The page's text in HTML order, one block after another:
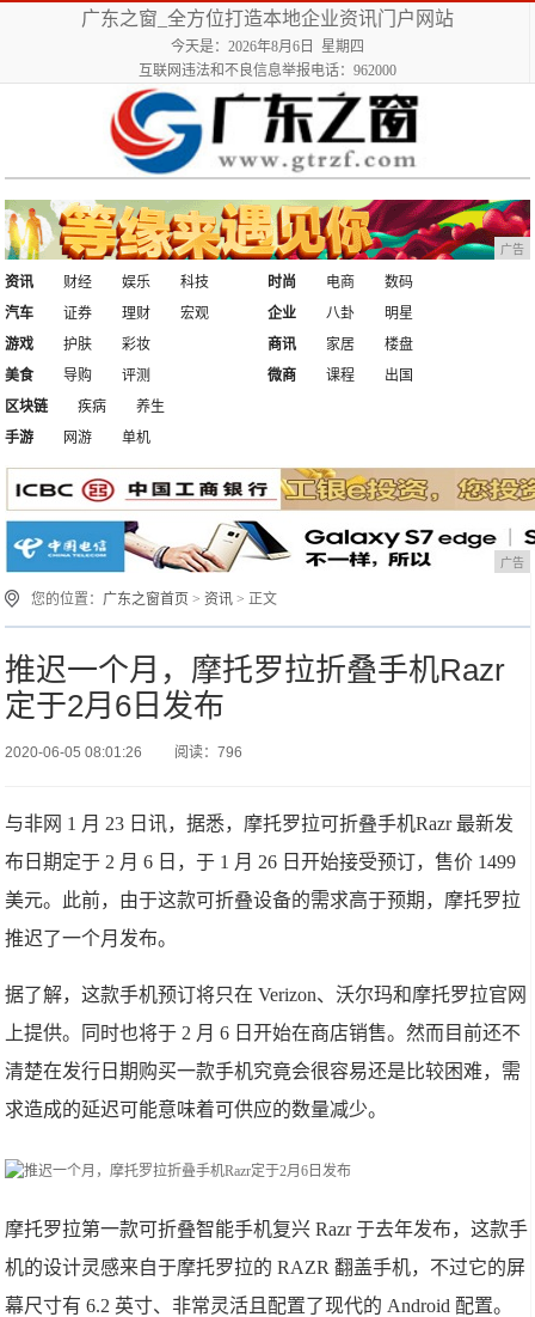
广东之窗_全方位打造本地企业资讯门户网站
今天是：2026年8月6日 星期四
互联网违法和不良信息举报电话：962000
广告
资讯 财经 娱乐
科技
汽车
证券 理财 宏观
时尚 电商
数码
企业
八卦
明星
游戏
护肤
彩妆
美食
导购 评测
商讯 家居
楼盘
微商
课程
出国
区块链
疾病
养生
手游
网游 单机
广告
您的位置： 广东之窗首页 >资讯 > 正文
推迟一个月，摩托罗拉折叠手机Razr
定于2月6日发布
2020-06-05 08:01:26 阅读：796
与非网 1 月 23 日讯，据悉，摩托罗拉可折叠手机Razr 最新发
布日期定于 2 月 6 日，于 1 月 26 日开始接受预订，售价 1499
美元。此前，由于这款可折叠设备的需求高于预期，摩托罗拉
推迟了一个月发布。
据了解，这款手机预订将只在 Verizon、沃尔玛和摩托罗拉官网
上提供。同时也将于 2 月 6 日开始在商店销售。然而目前还不
清楚在发行日期购买一款手机究竟会很容易还是比较困难，需
求造成的延迟可能意味着可供应的数量减少。
摩托罗拉第一款可折叠智能手机复兴 Razr 于去年发布，这款手
机的设计灵感来自于摩托罗拉的 RAZR 翻盖手机，不过它的屏
幕尺寸有 6.2 英寸、非常灵活且配置了现代的 Android 配置。